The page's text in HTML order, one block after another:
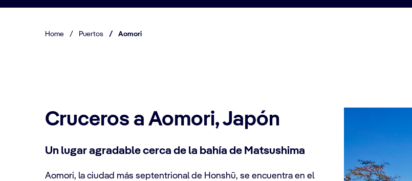
Home / Puertos / Aomori
Cruceros a Aomori, Japón
Un lugar agradable cerca de la bahía de Matsushima
Aomori, la ciudad más septentrional de Honshū, se encuentra en el